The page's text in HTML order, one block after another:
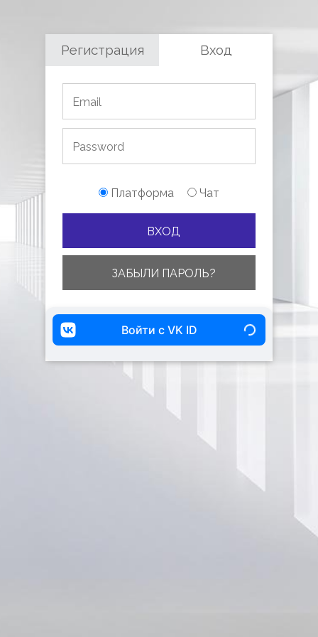
Регистрация Вход
Платформа Чат
Войти с VK ID